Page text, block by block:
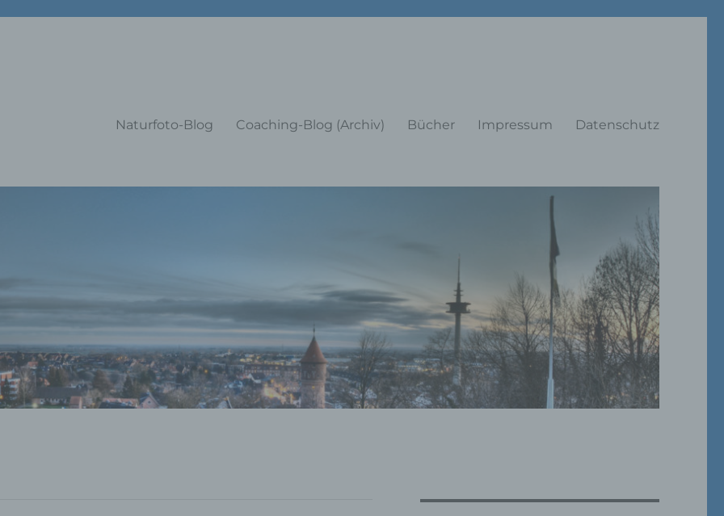
Naturfoto-Blog Coaching-Blog (Archiv) Bücher Impressum Datenschutz